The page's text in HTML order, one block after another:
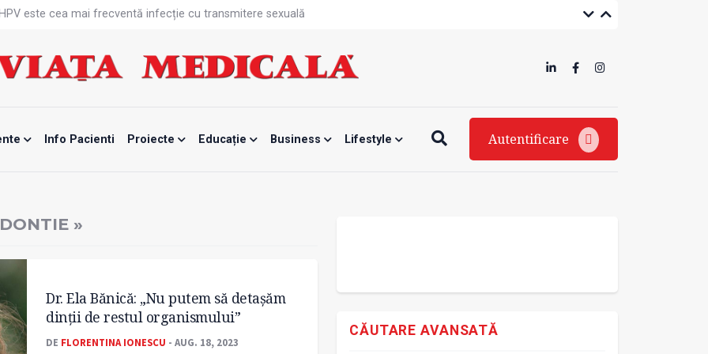
este cea mai frecventă infecție cu transmitere sexuală
blocată temporar
de la specialiști
mamei și copilului
Info Pacienti Proiecte Educație Business Lifestyle Autentificare
»
Dr. Ela Bănică: „Nu putem să detașăm
dinţii de restul organismului”
DE FLORENTINA IONESCU - AUG. 18, 2023
CĂUTARE AVANSATĂ